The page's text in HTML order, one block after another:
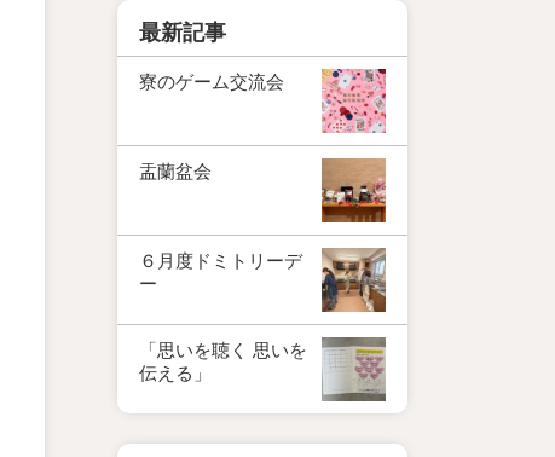
最新記事
寮のゲーム交流会
盂蘭盆会
６月度ドミトリーデ
ー
「思いを聴く 思いを
伝える」